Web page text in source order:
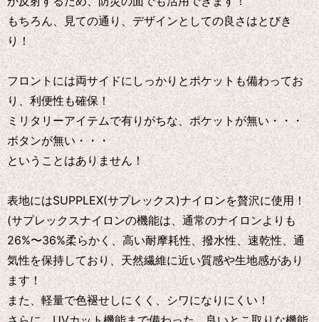
もちろん、見ての通り、デザインとしての良さはとびき
り！
フロントには両サイドにしっかりとポケットも備わってお
り、利便性も確保！
ミリタリーアイテムで有りがちな、ポケットが無い・・・
ボタンが無い・・・
ということはありません！
表地にはSUPPLEX(サプレックス)ナイロンを贅沢に使用！
(サプレックスナイロンの機能は、通常のナイロンよりも
26%〜36%柔らかく、高い耐摩耗性、撥水性、速乾性、通
気性を保持しており、天然繊維に近い質感や生地感があり
ます！
また、軽量で色褪せしにくく、シワになりにくい！